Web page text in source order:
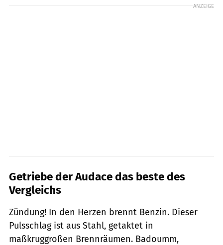
ANZEIGE
Getriebe der Audace das beste des
Vergleichs
Zündung! In den Herzen brennt Benzin. Dieser
Pulsschlag ist aus Stahl, getaktet in
maßkruggroßen Brennräumen. Badoumm,